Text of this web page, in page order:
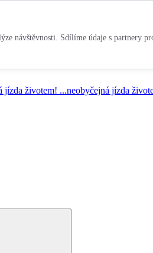
návštěvnosti. Sdílíme údaje s partnery
jízda životem! ...neobyčejná jízda